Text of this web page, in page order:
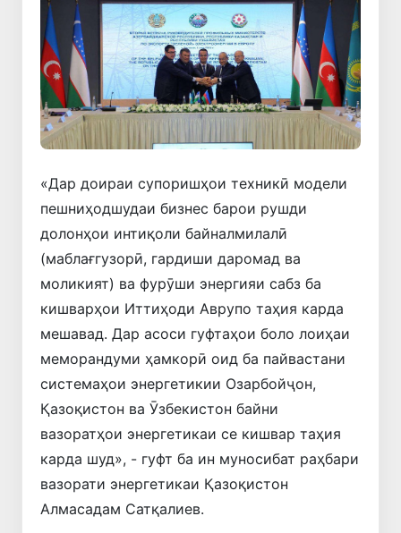
«Дар доираи супоришҳои техникӣ модели
пешниҳодшудаи бизнес барои рушди
долонҳои интиқоли байналмилалӣ
(маблағгузорӣ, гардиши даромад ва
моликият) ва фурӯши энергияи сабз ба
кишварҳои Иттиҳоди Аврупо таҳия карда
мешавад. Дар асоси гуфтаҳои боло лоиҳаи
меморандуми ҳамкорӣ оид ба пайвастани
системаҳои энергетикии Озарбойҷон,
Қазоқистон ва Ӯзбекистон байни
вазоратҳои энергетикаи се кишвар таҳия
карда шуд», - гуфт ба ин муносибат раҳбари
вазорати энергетикаи Қазоқистон
Алмасадам Сатқалиев.